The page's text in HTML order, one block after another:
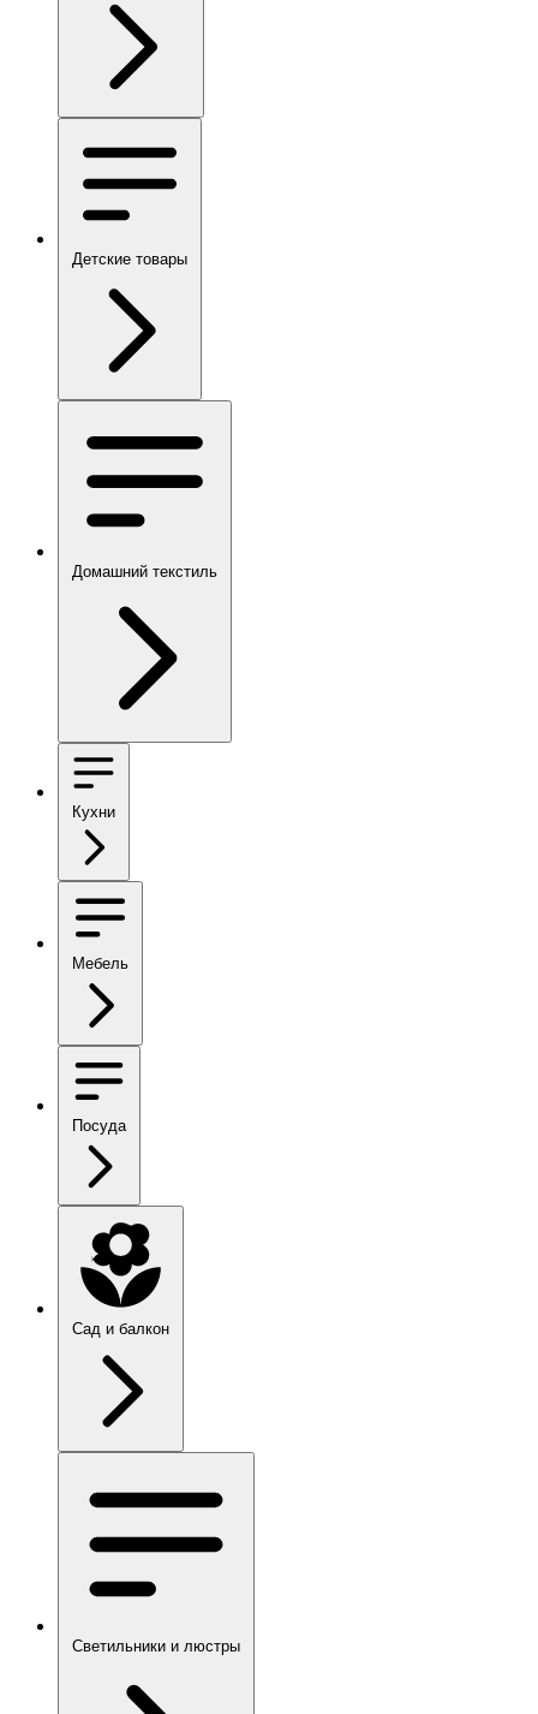
Детские товары
Домашний текстиль
Кухни
Мебель
Посуда
Сад и балкон
Светильники и люстры